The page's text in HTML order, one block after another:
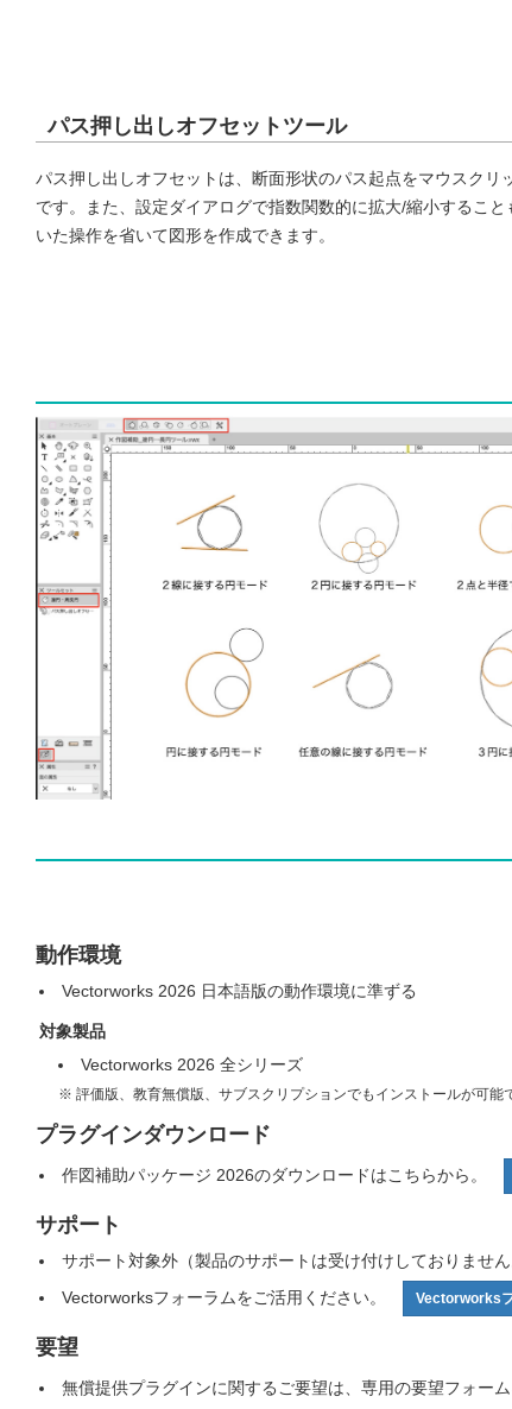
パス押し出しオフセットツール
パス押し出しオフセットは、断面形状のパス起点をマウスク
です。また、設定ダイアログで指数関数的に拡大/縮小するこ
いた操作を省いて図形を作成できます。
動作環境
Vectorworks 2026 日本語版の動作環境に準ずる
対象製品
Vectorworks 2026 全シリーズ
評価版、教育無償版、サブスクリプションでもインストールが可能
プラグインダウンロード
作図補助パッケージ 2026のダウンロードはこちらから。
サポート
サポート対象外（製品のサポートは受け付けしておりません
Vectorworksフォーラムをご活用ください。
Vectorworks
要望
無償提供プラグインに関するご要望は、専用の要望フォー